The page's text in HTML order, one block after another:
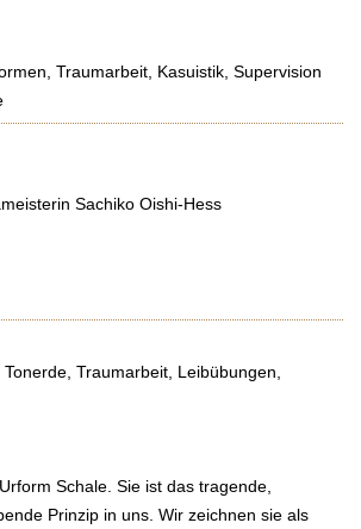
Traumarbeit, Kasuistik, Supervision
Sachiko Oishi-Hess
Traumarbeit, Leibübungen,
Schale. Sie ist das tragende,
Prinzip in uns. Wir zeichnen sie als